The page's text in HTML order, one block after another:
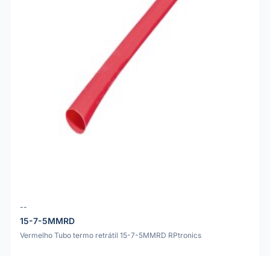
--
15-7-5MMRD
Vermelho Tubo termo retrátil 15-7-5MMRD RPtronics